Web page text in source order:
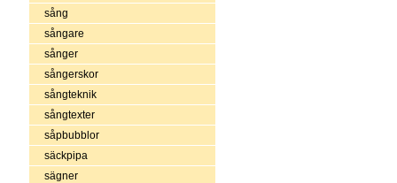
sång
sångare
sånger
sångerskor
sångteknik
sångtexter
såpbubblor
säckpipa
sägner